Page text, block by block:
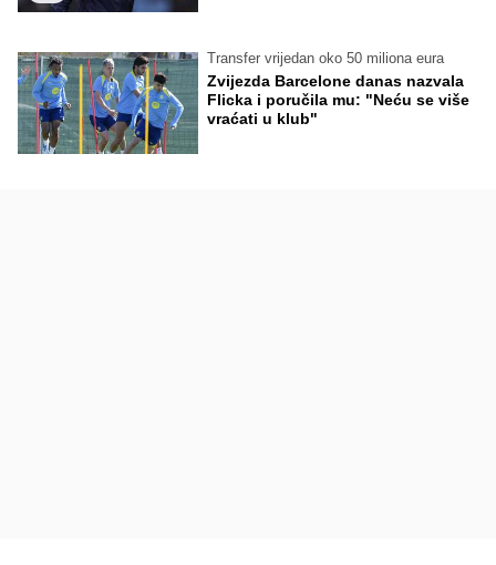
Transfer vrijedan oko 50 miliona eura
Zvijezda Barcelone danas nazvala
Flicka i poručila mu: "Neću se više
vraćati u klub"